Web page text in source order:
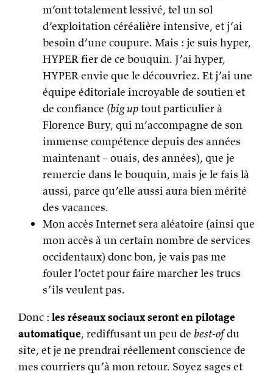
m’ont totalement lessivé, tel un sol
d’exploitation céréalière intensive, et j’ai
besoin d’une coupure. Mais : je suis hyper,
HYPER fier de ce bouquin. J’ai hyper,
HYPER envie que le découvriez. Et j’ai une
équipe éditoriale incroyable de soutien et
de confiance (big uptout particulier à
Florence Bury, qui m’accompagne de son
immense compétence depuis des années
maintenant – ouais, des années), que je
remercie dans le bouquin, mais je le fais là
aussi, parce qu’elle aussi aura bien mérité
des vacances.
Mon accès Internet sera aléatoire (ainsi que
mon accès à un certain nombre de services
occidentaux) donc bon, je vais pas me
fouler l’octet pour faire marcher les trucs
s’ils veulent pas.
Donc : les réseaux sociaux seront en pilotage
automatique, rediffusant un peu de best-ofdu
site, et je ne prendrai réellement conscience de
mes courriers qu’à mon retour. Soyez sages et